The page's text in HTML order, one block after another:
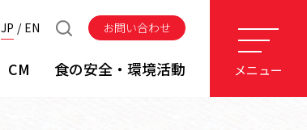
JP EN お問い合わせ
CM 食の安全・環境活動 メニュー